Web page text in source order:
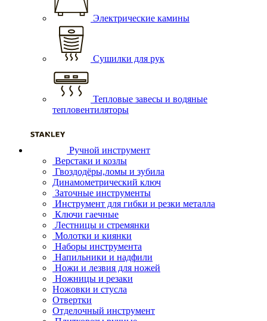
Электрические камины
Сушилки для рук
Тепловые завесы и водяные
тепловентиляторы
Ручной инструмент
Верстаки и козлы
Гвоздодёры,ломы и зубила
Динамометрический ключ
Заточные инструменты
Инструмент для гибки и резки металла
Ключи гаечные
Лестницы и стремянки
Молотки и киянки
Наборы инструмента
Напильники и надфили
Ножи и лезвия для ножей
Ножницы и резаки
Ножовки и стусла
Отвертки
Отделочный инструмент